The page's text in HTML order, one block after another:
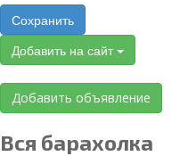
Сохранить
Добавить на сайт
Добавить объявление
Вся барахолка